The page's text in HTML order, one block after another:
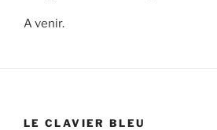
A venir.
LE CLAVIER BLEU